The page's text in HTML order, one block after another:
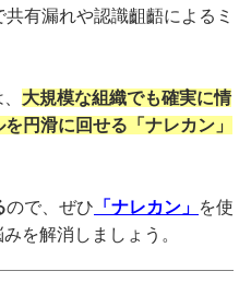
有漏れや認識齟齬によるミ
大規模な組織でも確実に情
円滑に回せる「ナレカン」
ので、ぜひ 「ナレカン」 を使
を解消しましょう。